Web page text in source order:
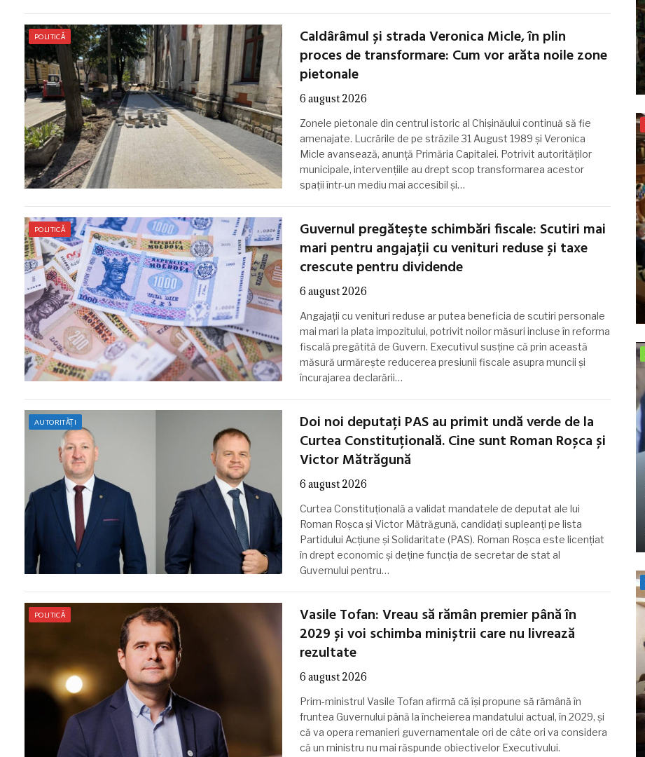
POLITICĂ
Caldârâmul și strada Veronica Micle, în plin
proces de transformare: Cum vor arăta noile zone
pietonale
6 august 2026
Zonele pietonale din centrul istoric al Chișinăului continuă să fie
amenajate. Lucrările de pe străzile 31 August 1989 și Veronica
Micle avansează, anunță Primăria Capitalei. Potrivit autorităților
municipale, intervențiile au drept scop transformarea acestor
spații într-un mediu mai accesibil și…
POLITICĂ
Guvernul pregătește schimbări fiscale: Scutiri mai
mari pentru angajații cu venituri reduse și taxe
crescute pentru dividende
6 august 2026
Angajații cu venituri reduse ar putea beneficia de scutiri personale
mai mari la plata impozitului, potrivit noilor măsuri incluse în reforma
fiscală pregătită de Guvern. Executivul susține că prin această
măsură urmărește reducerea presiunii fiscale asupra muncii și
încurajarea declarării…
AUTORITĂȚI
Doi noi deputați PAS au primit undă verde de la
Curtea Constituțională. Cine sunt Roman Roșca și
Victor Mătrăgună
6 august 2026
Curtea Constituțională a validat mandatele de deputat ale lui
Roman Roșca și Victor Mătrăgună, candidați supleanți pe lista
Partidului Acțiune și Solidaritate (PAS). Roman Roșca este licențiat
în drept economic și deține funcția de secretar de stat al
Guvernului pentru…
POLITICĂ
Vasile Tofan: Vreau să rămân premier până în
2029 și voi schimba miniștrii care nu livrează
rezultate
6 august 2026
Prim-ministrul Vasile Tofan afirmă că își propune să rămână în
fruntea Guvernului până la încheierea mandatului actual, în 2029, și
că va opera remanieri guvernamentale ori de câte ori va considera
că un ministru nu mai răspunde obiectivelor Executivului.